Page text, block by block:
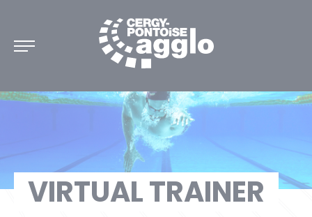
DESCUBRIR CERGY-PONTOISE
DISCIPLINAS
VIRTUAL TRAINER